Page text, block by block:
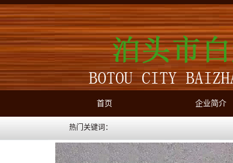
首页 企业简介
热门关键词：